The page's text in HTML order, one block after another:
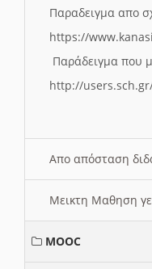
Παραδειγμα απο
https://
Παράδειγμα που
http://
Απο απόσταση
Μεικτη Μαθηση
MOOC